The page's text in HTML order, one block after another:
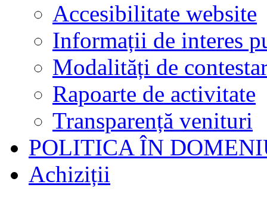
Accesibilitate website
Informații de interes
Modalități de
Rapoarte de activitate
Transparență venituri
POLITICA ÎN
Achiziții